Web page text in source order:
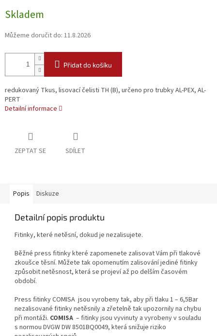
cena:
Skladem
Můžeme doručit do: 11.8.2026
Přidat do košíku
redukovaný Tkus, lisovací čelisti TH (B), určeno pro trubky AL-PEX, AL-
PERT
Detailní informace
ZEPTAT SE SDÍLET
Popis Diskuze
Detailní popis produktu
Fitinky, které netěsní, dokud je nezalisujete.
Běžné press fitinky které zapomenete zalisovat Vám při tlakové
zkoušce těsní. Můžete tak opomenutím zalisování jediné fitinky
způsobit netěsnost, která se projeví až po delším časovém
období.
Press fitinky COMISA jsou vyrobeny tak, aby při tlaku 1 – 6,5Bar
nezalisované fitinky netěsnily a zřetelně tak upozornily na chybu
při montáži. COMISA – fitinky jsou vyvinuty a vyrobeny v souladu
s normou DVGW DW 8501BQ0049, která snižuje riziko